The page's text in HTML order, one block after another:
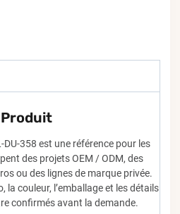
DU-358 est une référence pour les
des projets OEM / ODM, des
ou des lignes de marque privée.
la couleur, l’emballage et les détails
confirmés avant la demande.